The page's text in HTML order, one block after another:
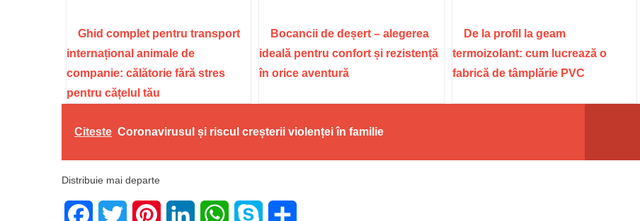
Ghid complet pentru transport
internațional animale de
companie: călătorie fără stres
pentru cățelul tău
Bocancii de deșert – alegerea
ideală pentru confort și rezistență
în orice aventură
De la profil la geam
termoizolant: cum lucrează o
fabrică de tâmplărie PVC
Citeste Coronavirusul și riscul creșterii violenței în familie
Distribuie mai departe
FacebookTwitter PinterestLinkedIn WhatsAppSkype